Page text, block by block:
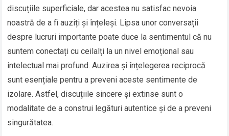
discuțiile superficiale, dar acestea nu satisfac nevoia
noastră de a fi auziți și înțeleși. Lipsa unor conversații
despre lucruri importante poate duce la sentimentul că nu
suntem conectați cu ceilalți la un nivel emoțional sau
intelectual mai profund. Auzirea și înțelegerea reciprocă
sunt esențiale pentru a preveni aceste sentimente de
izolare. Astfel, discuțiile sincere și extinse sunt o
modalitate de a construi legături autentice și de a preveni
singurătatea.